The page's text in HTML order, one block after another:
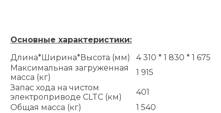
Основные характеристики:
Длина*Ширина*Высота (мм)
4 310 * 1 830 * 1 675
Максимальная загруженная
масса (кг)
1 915
Запас хода на чистом
электроприводе CLTC (км)
401
Общая масса (кг)
1 540